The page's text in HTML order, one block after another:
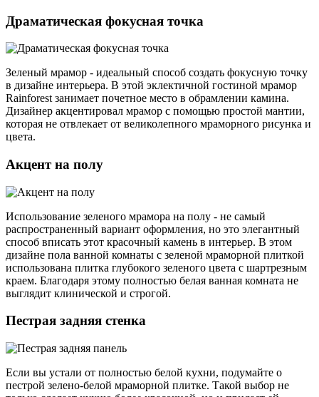
Драматическая фокусная точка
Зеленый мрамор - идеальный способ создать фокусную точку
в дизайне интерьера. В этой эклектичной гостиной мрамор
Rainforest занимает почетное место в обрамлении камина.
Дизайнер акцентировал мрамор с помощью простой мантии,
которая не отвлекает от великолепного мраморного рисунка и
цвета.
Акцент на полу
Использование зеленого мрамора на полу - не самый
распространенный вариант оформления, но это элегантный
способ вписать этот красочный камень в интерьер. В этом
дизайне пола ванной комнаты с зеленой мраморной плиткой
использована плитка глубокого зеленого цвета с шартрезным
краем. Благодаря этому полностью белая ванная комната не
выглядит клинической и строгой.
Пестрая задняя стенка
Если вы устали от полностью белой кухни, подумайте о
пестрой зелено-белой мраморной плитке. Такой выбор не